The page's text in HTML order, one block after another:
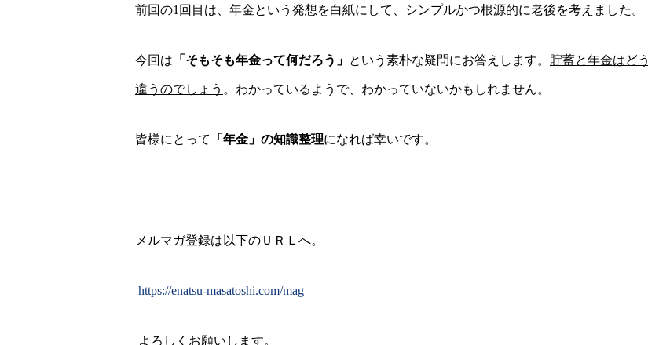
前回の1 回目は、年金という発想を白紙にして、シンプルかつ根源的に老後を考えました。
今回は 「そもそも年金って何だろう」 という素朴な疑問にお答えします。 貯蓄と年金はどう
違うのでしょう 。わかっているようで、わかっていないかもしれません。
皆様にとって 「年金」の知識整理になれば幸いです。
メルマガ登録は以下のＵＲＬへ。
https://enatsu-masatoshi.com/mag
よろしくお願いします。